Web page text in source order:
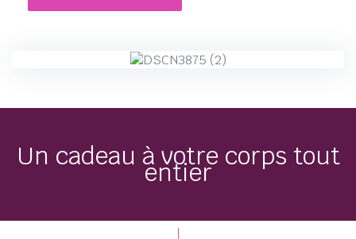
Un cadeau à votre corps tout
entier​